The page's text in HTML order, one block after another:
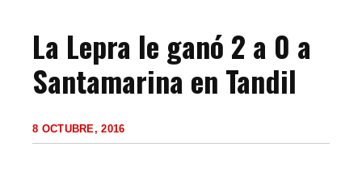
La Lepra le ganó 2 a 0 a
Santamarina en Tandil
8 OCTUBRE, 2016